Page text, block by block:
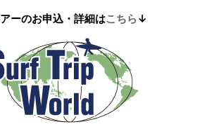
ーのお申込・詳細はこちら↓